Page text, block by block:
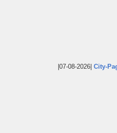
|07-08-2026| City-